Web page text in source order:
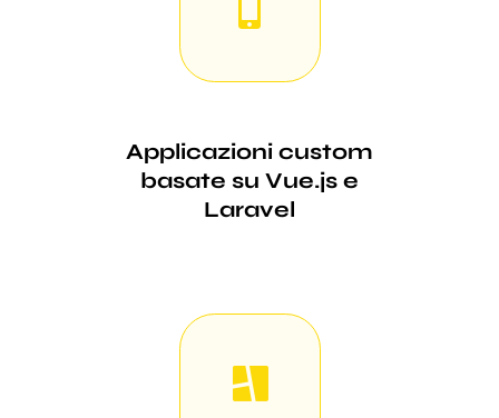
Applicazioni custom
basate su Vue.js e
Laravel